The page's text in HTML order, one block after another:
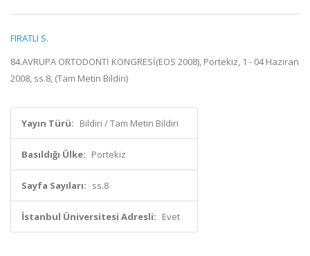
FIRATLI S.
84.AVRUPA ORTODONTİ KONGRESİ(EOS 2008), Portekiz, 1 - 04 Haziran
2008, ss.8, (Tam Metin Bildiri)
Yayın Türü: Bildiri / Tam Metin Bildiri
Basıldığı Ülke: Portekiz
Sayfa Sayıları: ss.8
İstanbul Üniversitesi Adresli: Evet